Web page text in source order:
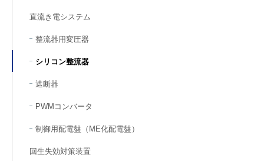
直流き電システム
整流器用変圧器
シリコン整流器
遮断器
PWMコンバータ
制御用配電盤（ME化配電盤）
回生失効対策装置